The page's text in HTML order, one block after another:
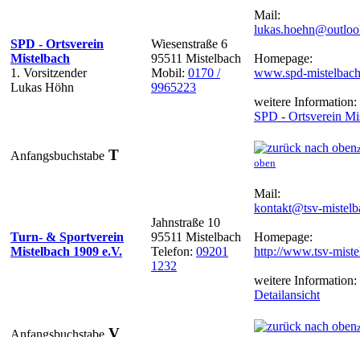
SPD - Ortsverein
Mistelbach
1. Vorsitzender
Lukas Höhn
Wiesenstraße 6
95511 Mistelbach
Mobil: 0170 /
9965223
Mail:
Homepage:
www.spd-
weitere Information:
SPD - Ortsverein
Anfangsbuchstabe T
oben
Turn- & Sportverein
Mistelbach 1909 e.V.
Jahnstraße 10
95511 Mistelbach
Telefon: 09201
1232
Mail:
kontakt@tsv-
Homepage:
http://www.tsv-
weitere Information:
Detailansicht
Anfangsbuchstabe V